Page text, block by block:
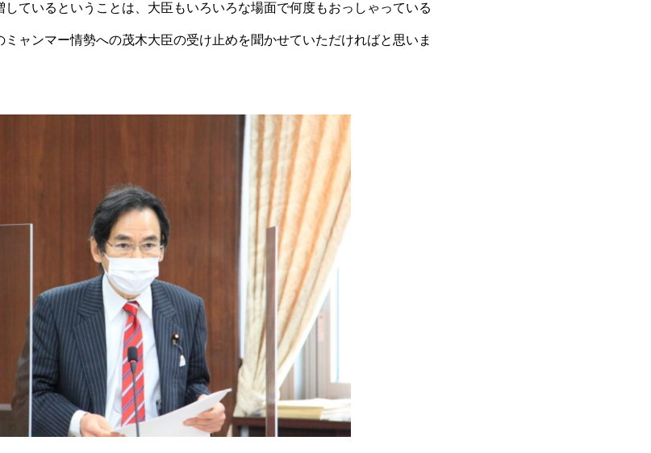
ているということは、大臣もいろいろな場面で何度もおっしゃっている
ャンマー情勢への茂木大臣の受け止めを聞かせていただければと思いま